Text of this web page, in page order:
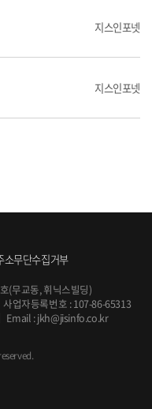
지스인포넷
지스인포넷
소무단수집거부
(무교동, 휘닉스빌딩)
사업자등록번호 : 107-86-65313
Email :jkh@jisinfo.co.kr